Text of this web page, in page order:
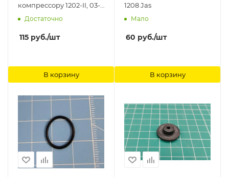
компрессору 1202-II, 03-
II, 05, 1206, 1208 Jas
Достаточно
115 руб./шт
В корзину
1208 Jas
Мало
60 руб./шт
В корзину